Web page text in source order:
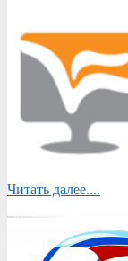
Читать далее....